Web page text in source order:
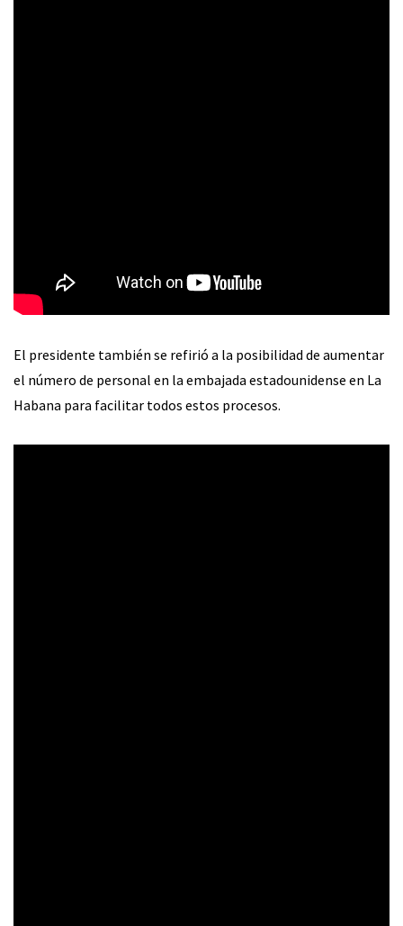
El presidente también se refirió a la posibilidad de aumentar
el número de personal en la embajada estadounidense en La
Habana para facilitar todos estos procesos.